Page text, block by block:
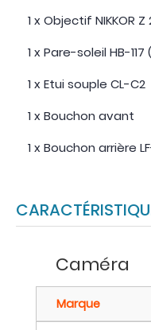
1 x Objectif NIKKOR
1 x Pare-soleil HB-
1 x Etui souple CL-C2
1 x Bouchon avant
1 x Bouchon arrière
Caméra
Marque